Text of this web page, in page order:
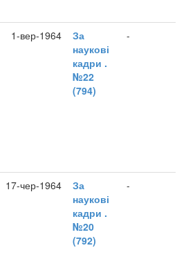
1-вер-1964
За
наукові
кадри .
№22
(794)
-
17-чер-1964
За
наукові
кадри .
№20
(792)
-